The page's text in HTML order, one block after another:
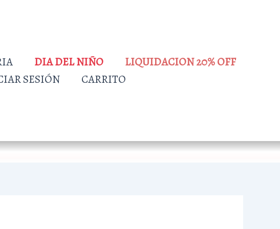
DIA DEL NIÑO
LIQUIDACION 20% OFF
SESIÓN CARRITO